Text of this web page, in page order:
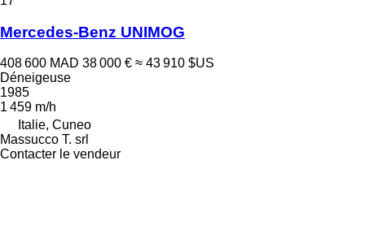
Mercedes-Benz UNIMOG
408 600 MAD 38 000 € ≈ 43 910 $US
Déneigeuse
1985
1 459 m/h
Italie, Cuneo
Massucco T. srl
Contacter le vendeur